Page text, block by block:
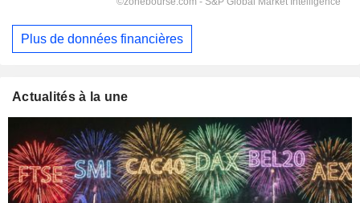
Plus de données financières
Actualités à la une